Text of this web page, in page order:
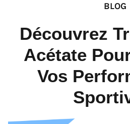
BLOG
Découvrez
Acétate
Vos